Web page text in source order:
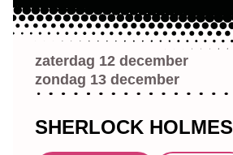
zaterdag 12 december
zondag 13 december
SHERLOCK HOLMES